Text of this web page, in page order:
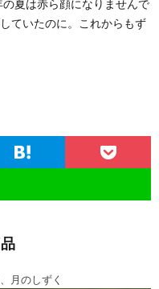
夏は赤ら顔になりませんで
ていたのに。これからもず
月のしずく